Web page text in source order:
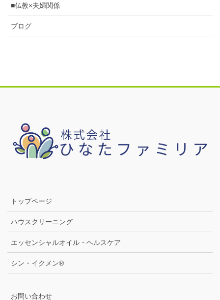
■仏教×夫婦関係
ブログ
トップページ
ハウスクリーニング
エッセンシャルオイル・ヘルスケア
シン・イクメン®
お問い合わせ